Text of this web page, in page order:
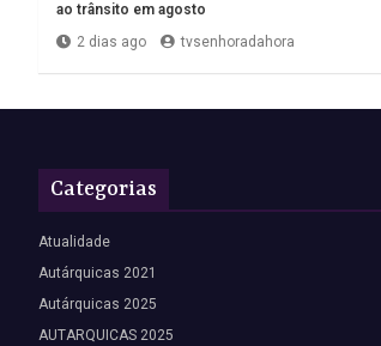
ao trânsito em agosto
2 dias ago
tvsenhoradahora
Categorias
Atualidade
Autárquicas 2021
Autárquicas 2025
AUTARQUICAS 2025